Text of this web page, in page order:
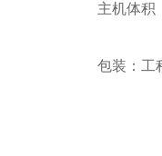
主机体积
包装：工